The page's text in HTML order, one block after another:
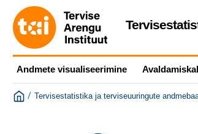
Andmete visualiseerimine
/ Tervisestatistika ja terviseuuringute